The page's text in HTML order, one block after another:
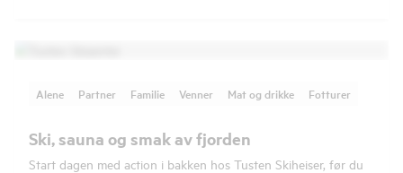
Alene Partner Familie Venner Mat og drikke Fotturer
Ski, sauna og smak av fjorden
Start dagen med action i bakken hos Tusten Skiheiser, før du